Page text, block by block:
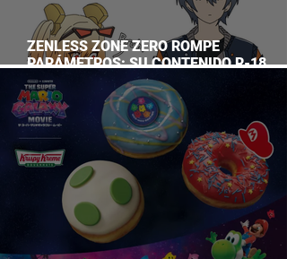
ZENLESS ZONE ZERO ROMPE
PARÁMETROS: SU CONTENIDO R-18
SUPERA A CASI TODO EL GACHA